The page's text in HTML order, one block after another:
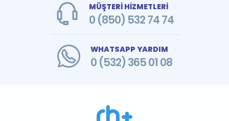
MÜŞTERİ HİZMETLERİ
0 (850) 532 74 74
WHATSAPP YARDIM
0 (532) 365 01 08